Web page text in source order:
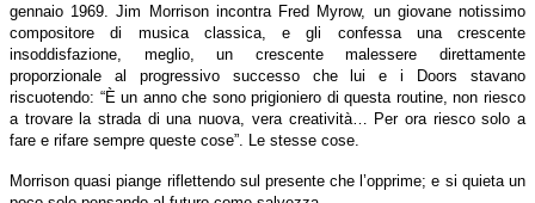
gennaio 1969. Jim Morrison incontra Fred Myrow, un giovane notissimo
compositore di musica classica, e gli confessa una crescente
insoddisfazione, meglio, un crescente malessere direttamente
proporzionale al progressivo successo che lui e i Doors stavano
riscuotendo: “È un anno che sono prigioniero di questa routine, non riesco
a trovare la strada di una nuova, vera creatività… Per ora riesco solo a
fare e rifare sempre queste cose”. Le stesse cose.
Morrison quasi piange riflettendo sul presente che l’opprime; e si quieta un